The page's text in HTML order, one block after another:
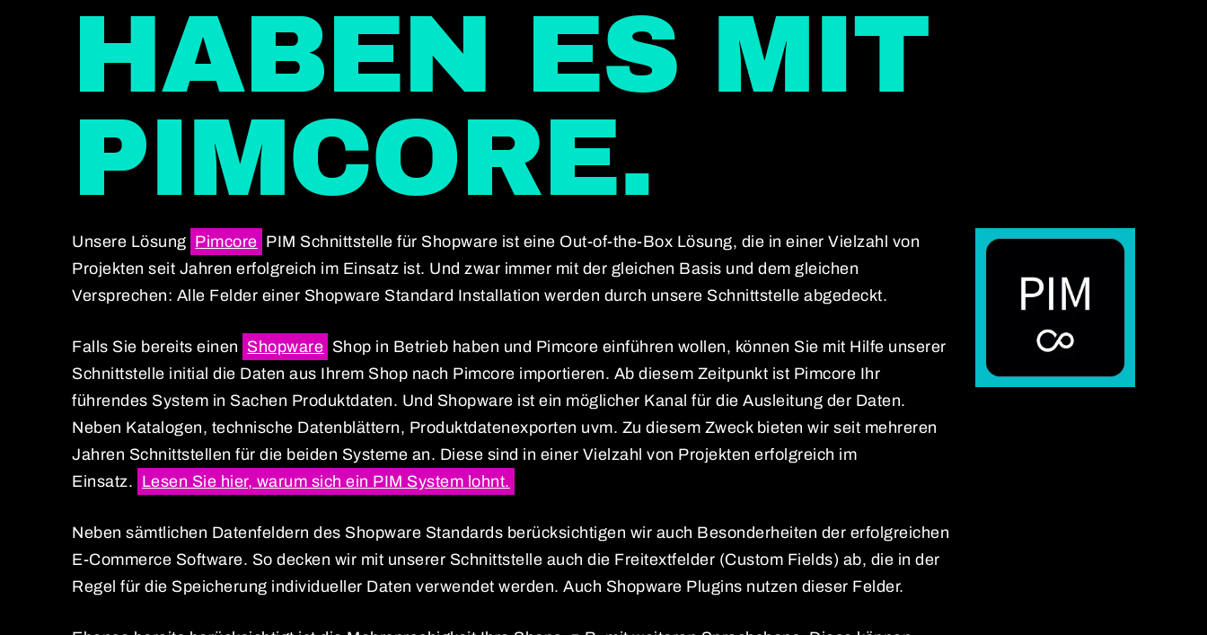
HABEN ES MIT
PIMCORE.
Unsere Lösung Pimcore PIM Schnittstelle für Shopware ist eine Out-of-the-Box Lösung, die in einer Vielzahl von
Projekten seit Jahren erfolgreich im Einsatz ist. Und zwar immer mit der gleichen Basis und dem gleichen
Versprechen: Alle Felder einer Shopware Standard Installation werden durch unsere Schnittstelle abgedeckt.
Falls Sie bereits einen Shopware Shop in Betrieb haben und Pimcore einführen wollen, können Sie mit Hilfe unserer
Schnittstelle initial die Daten aus Ihrem Shop nach Pimcore importieren. Ab diesem Zeitpunkt ist Pimcore Ihr
führendes System in Sachen Produktdaten. Und Shopware ist ein möglicher Kanal für die Ausleitung der Daten.
Neben Katalogen, technische Datenblättern, Produktdatenexporten uvm. Zu diesem Zweck bieten wir seit mehreren
Jahren Schnittstellen für die beiden Systeme an. Diese sind in einer Vielzahl von Projekten erfolgreich im
Einsatz. Lesen Sie hier, warum sich ein PIM System lohnt.
Neben sämtlichen Datenfeldern des Shopware Standards berücksichtigen wir auch Besonderheiten der erfolgreichen
E-Commerce Software. So decken wir mit unserer Schnittstelle auch die Freitextfelder (Custom Fields) ab, die in der
Regel für die Speicherung individueller Daten verwendet werden. Auch Shopware Plugins nutzen dieser Felder.